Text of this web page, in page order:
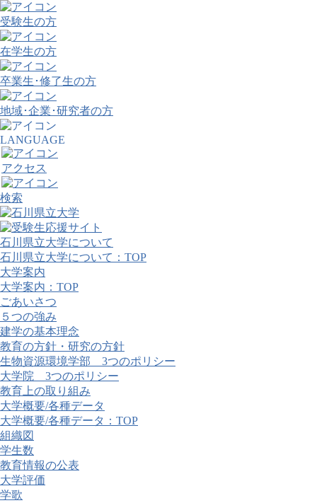
受験生の方
在学生の方
卒業生･修了生の方
地域･企業･研究者の方
LANGUAGE
アクセス
検索
石川県立大学について
石川県立大学について：TOP
大学案内
大学案内：TOP
ごあいさつ
５つの強み
建学の基本理念
教育の方針・研究の方針
生物資源環境学部 3つのポリシー
大学院 3つのポリシー
教育上の取り組み
大学概要/各種データ
大学概要/各種データ：TOP
組織図
学生数
教育情報の公表
大学評価
学歌